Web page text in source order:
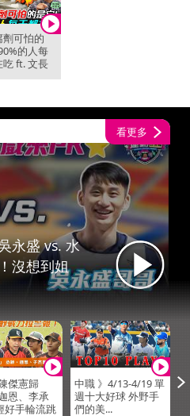
劑可怕的
的人每
吃 ft. 文長
宙大爆...
看更多
永盛 vs. 水
沒想到姐
傑憲歸
恩、李承
好手輪流跳
中職 》4/13-4/19 單
週十大好球 外野手
們的美...